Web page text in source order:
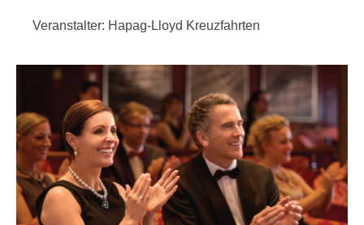
Veranstalter: Hapag-Lloyd Kreuzfahrten